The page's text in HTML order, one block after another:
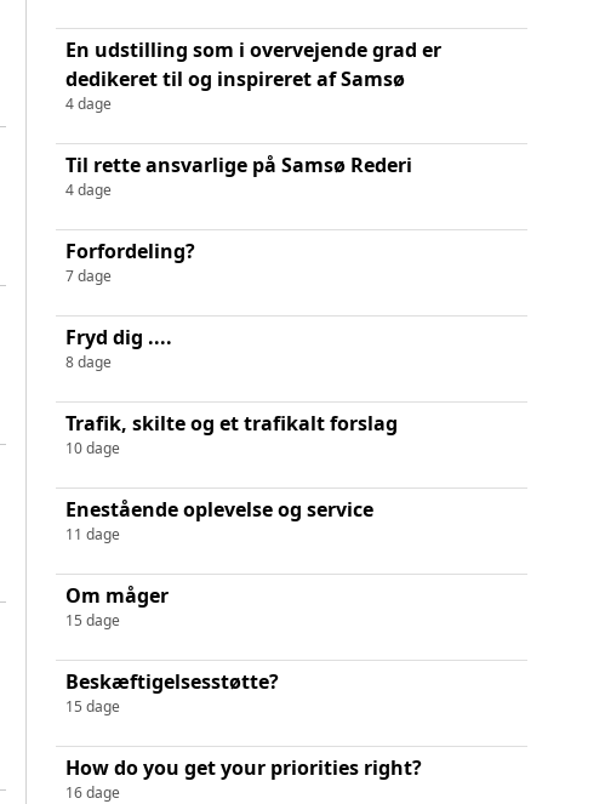
En udstilling som i overvejende grad er
dedikeret til og inspireret af Samsø
4 dage
Til rette ansvarlige på Samsø Rederi
4 dage
Forfordeling?
7 dage
Fryd dig ....
8 dage
Trafik, skilte og et trafikalt forslag
10 dage
Enestående oplevelse og service
11 dage
Om måger
15 dage
Beskæftigelsesstøtte?
15 dage
How do you get your priorities right?
16 dage